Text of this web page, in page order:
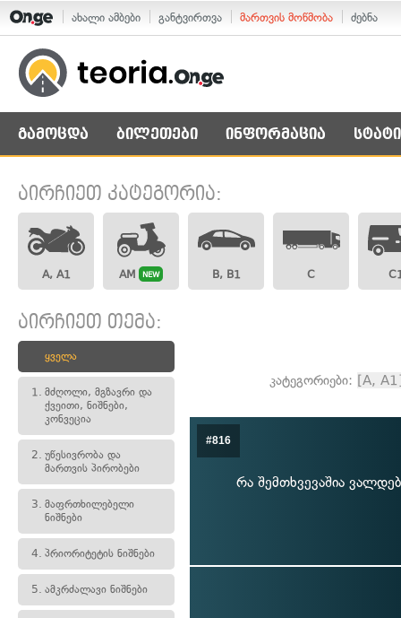
ახალი ამბები განტვირთვა მართვის მოწმობა ძებნა
გამოცდა ბილეთები ინფორმაცია
აირჩიეთ კატეგორია:
A, A1 AM NEW B, B1 C
აირჩიეთ თემა:
ყველა
1. მძღოლი, მგზავრი და
ქვეითი, ნიშნები,
კონვეცია
2. უწესივრობა და
მართვის პირობები
3. მაფრთხილებელი
ნიშნები
4. პრიორიტეტის ნიშნები
5. ამკრძალავი ნიშნები
კატეგორიები: [A,
#816
რა შემთხვევაშია